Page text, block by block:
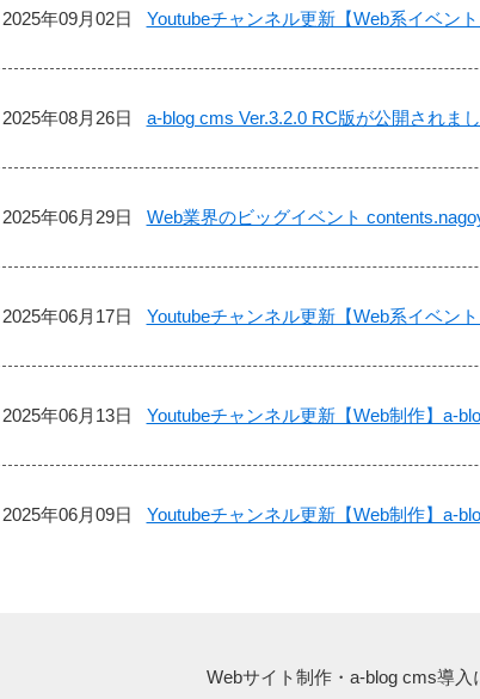
2025年09月02日 Youtubeチャンネル更新【Web系イベン
2025年08月26日 a-blog cms Ver.3.2.0 RC版が公開されま
2025年06月29日 Web業界のビッグイベント
2025年06月17日 Youtubeチャンネル更新【Web系イベン
2025年06月13日 Youtubeチャンネル更新【Web制作】a-
2025年06月09日 Youtubeチャンネル更新【Web制作】a-
Webサイト制作・a-blog cms導入